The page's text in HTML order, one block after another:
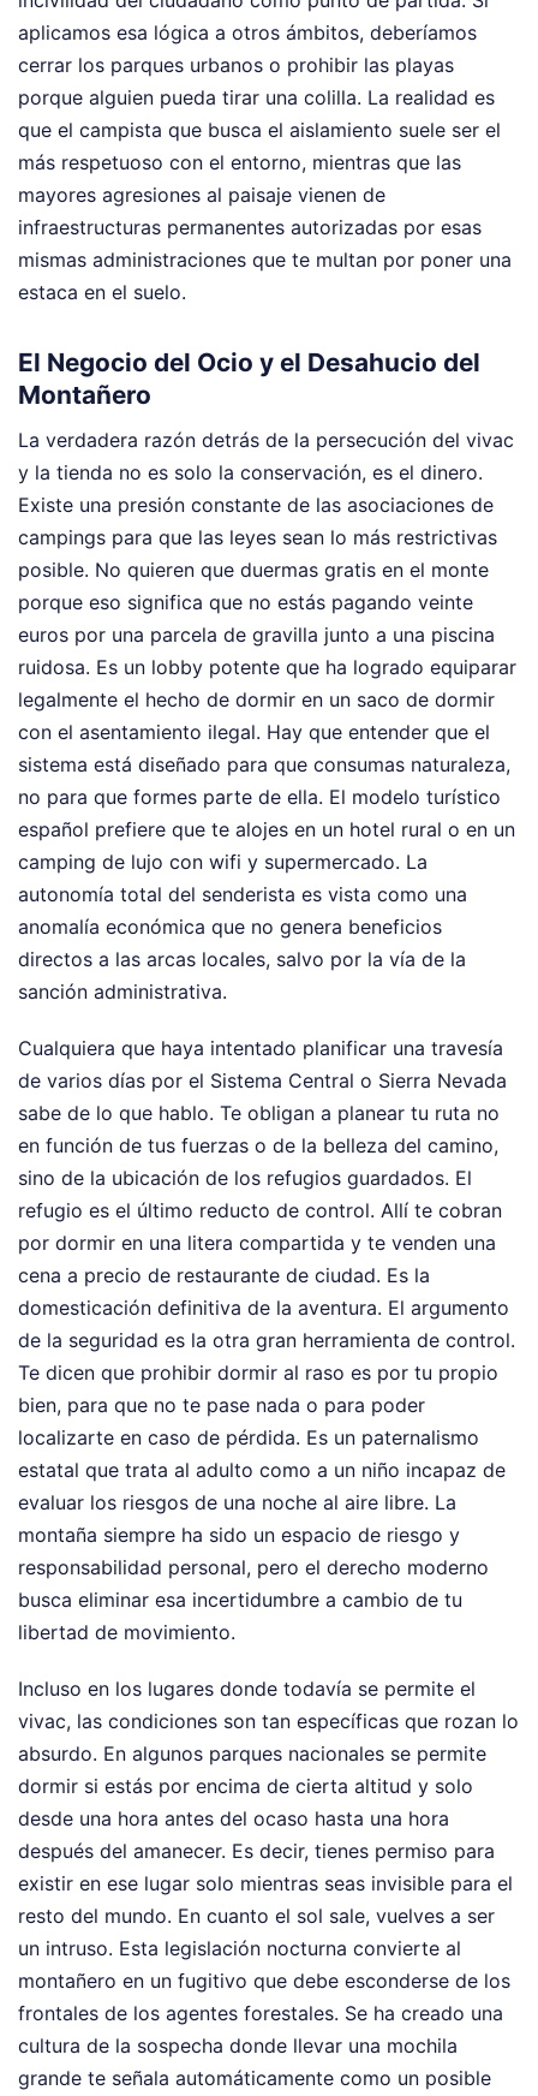
aplicamos esa lógica a otros ámbitos, deberíamos
cerrar los parques urbanos o prohibir las playas
porque alguien pueda tirar una colilla. La realidad es
que el campista que busca el aislamiento suele ser el
más respetuoso con el entorno, mientras que las
mayores agresiones al paisaje vienen de
infraestructuras permanentes autorizadas por esas
mismas administraciones que te multan por poner una
estaca en el suelo.
El Negocio del Ocio y el Desahucio del
Montañero
La verdadera razón detrás de la persecución del vivac
y la tienda no es solo la conservación, es el dinero.
Existe una presión constante de las asociaciones de
campings para que las leyes sean lo más restrictivas
posible. No quieren que duermas gratis en el monte
porque eso significa que no estás pagando veinte
euros por una parcela de gravilla junto a una piscina
ruidosa. Es un lobby potente que ha logrado equiparar
legalmente el hecho de dormir en un saco de dormir
con el asentamiento ilegal. Hay que entender que el
sistema está diseñado para que consumas naturaleza,
no para que formes parte de ella. El modelo turístico
español prefiere que te alojes en un hotel rural o en un
camping de lujo con wifi y supermercado. La
autonomía total del senderista es vista como una
anomalía económica que no genera beneficios
directos a las arcas locales, salvo por la vía de la
sanción administrativa.
Cualquiera que haya intentado planificar una travesía
de varios días por el Sistema Central o Sierra Nevada
sabe de lo que hablo. Te obligan a planear tu ruta no
en función de tus fuerzas o de la belleza del camino,
sino de la ubicación de los refugios guardados. El
refugio es el último reducto de control. Allí te cobran
por dormir en una litera compartida y te venden una
cena a precio de restaurante de ciudad. Es la
domesticación definitiva de la aventura. El argumento
de la seguridad es la otra gran herramienta de control.
Te dicen que prohibir dormir al raso es por tu propio
bien, para que no te pase nada o para poder
localizarte en caso de pérdida. Es un paternalismo
estatal que trata al adulto como a un niño incapaz de
evaluar los riesgos de una noche al aire libre. La
montaña siempre ha sido un espacio de riesgo y
responsabilidad personal, pero el derecho moderno
busca eliminar esa incertidumbre a cambio de tu
libertad de movimiento.
Incluso en los lugares donde todavía se permite el
vivac, las condiciones son tan específicas que rozan lo
absurdo. En algunos parques nacionales se permite
dormir si estás por encima de cierta altitud y solo
desde una hora antes del ocaso hasta una hora
después del amanecer. Es decir, tienes permiso para
existir en ese lugar solo mientras seas invisible para el
resto del mundo. En cuanto el sol sale, vuelves a ser
un intruso. Esta legislación nocturna convierte al
montañero en un fugitivo que debe esconderse de los
frontales de los agentes forestales. Se ha creado una
cultura de la sospecha donde llevar una mochila
grande te señala automáticamente como un posible